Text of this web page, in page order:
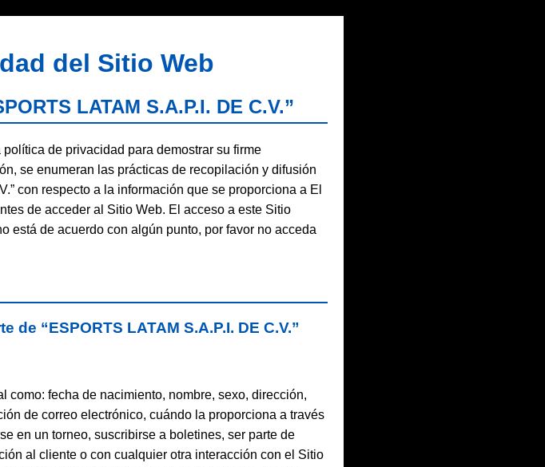
del Sitio Web
LATAM S.A.P.I. DE C.V.”
política de privacidad para demostrar su firme
se enumeran las prácticas de recopilación y difusión
con respecto a la información que se proporciona a El
de acceder al Sitio Web. El acceso a este Sitio
está de acuerdo con algún punto, por favor no acceda
“ESPORTS LATAM S.A.P.I. DE C.V.”
fecha de nacimiento, nombre, sexo, dirección,
de correo electrónico, cuándo la proporciona a través
en un torneo, suscribirse a boletines, ser parte de
al cliente o con cualquier otra interacción con el Sitio